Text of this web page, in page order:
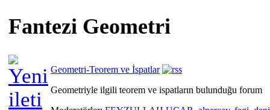
Fantezi Geometri
Geometri-Teorem ve İspatlar
Geometriyle ilgili teorem ve ispatların bulunduğu forum